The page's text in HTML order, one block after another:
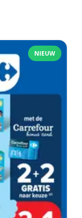
NIEUW